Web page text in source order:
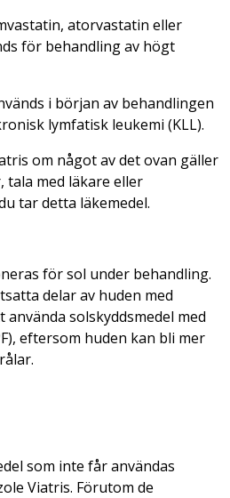
atorvastatin eller
för behandling av högt
i början av behandlingen
lymfatisk leukemi (KLL).
om något av det ovan gäller
tala med läkare eller
tar detta läkemedel.
för sol under behandling.
delar av huden med
solskyddsmedel med
eftersom huden kan bli mer
som inte får användas
Viatris. Förutom de